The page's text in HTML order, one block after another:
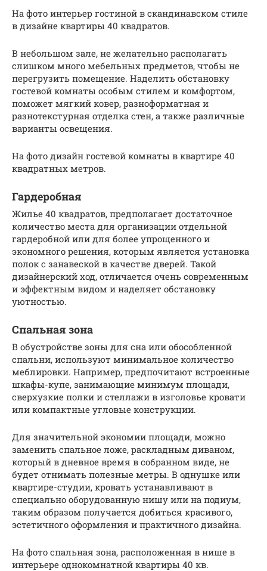
На фото интерьер гостиной в скандинавском стиле
в дизайне квартиры 40 квадратов.
В небольшом зале, не желательно располагать
слишком много мебельных предметов, чтобы не
перегрузить помещение. Наделить обстановку
гостевой комнаты особым стилем и комфортом,
поможет мягкий ковер, разноформатная и
разнотекстурная отделка стен, а также различные
варианты освещения.
На фото дизайн гостевой комнаты в квартире 40
квадратных метров.
Гардеробная
Жилье 40 квадратов, предполагает достаточное
количество места для организации отдельной
гардеробной или для более упрощенного и
экономного решения, которым является установка
полок с занавеской в качестве дверей. Такой
дизайнерский ход, отличается очень современным
и эффектным видом и наделяет обстановку
уютностью.
Спальная зона
В обустройстве зоны для сна или обособленной
спальни, используют минимальное количество
меблировки. Например, предпочитают встроенные
шкафы-купе, занимающие минимум площади,
сверхузкие полки и стеллажи в изголовье кровати
или компактные угловые конструкции.
Для значительной экономии площади, можно
заменить спальное ложе, раскладным диваном,
который в дневное время в собранном виде, не
будет отнимать полезные метры. В однушке или
квартире-студии, кровать устанавливают в
специально оборудованную нишу или на подиум,
таким образом получается добиться красивого,
эстетичного оформления и практичного дизайна.
На фото спальная зона, расположенная в нише в
интерьере однокомнатной квартиры 40 кв.